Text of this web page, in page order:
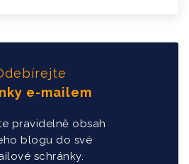
e-mailem
pravidelně obsah
blogu do své
schránky.